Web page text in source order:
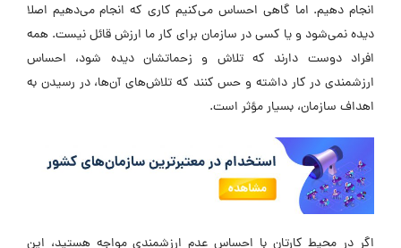
انجام دهیم. اما گاهی احساس می‌کنیم کاری که انجام می‌دهیم اصلا
دیده نمی‌شود و یا کسی در سازمان برای کار ما ارزش قائل نیست. همه‌
افراد دوست دارند که تلاش و زحماتشان دیده شود، احساس
ارزشمندی در کار داشته و حس کنند که تلاش‌های آن‌ها، در رسیدن به
اهداف سازمان، بسیار مؤثر است.